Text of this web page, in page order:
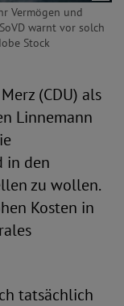
Vermögen und
warnt vor solch
Stock
(CDU) als
Linnemann
in den
zu wollen.
Kosten in
tatsächlich